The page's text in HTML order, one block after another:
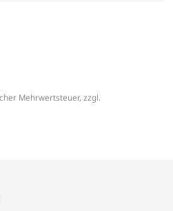
Mehrwertsteuer, zzgl.